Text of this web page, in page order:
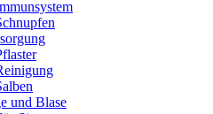
und Blase